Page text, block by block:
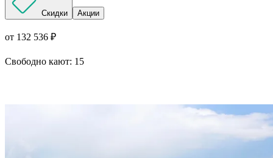
Скидки Акции
от 132 536 ₽
Свободно кают: 15